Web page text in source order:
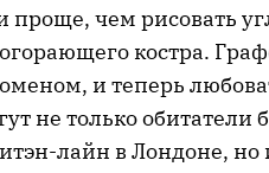
проще, чем рисовать
костра.
и теперь
не только
лайн в Лондоне, но